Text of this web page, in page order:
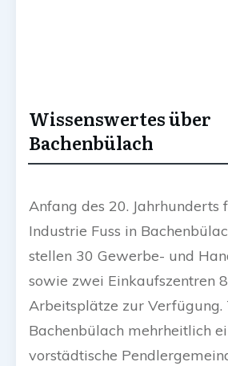
Wissenswertes über
Bachenbülach
Anfang des 20. Jahrhunderts
Industrie Fuss in
stellen 30 Gewerbe- und
sowie zwei Einkaufszentren
Arbeitsplätze zur Verfügung.
Bachenbülach mehrheitlich
vorstädtische